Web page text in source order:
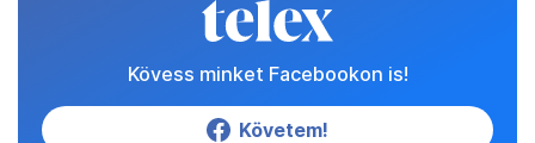
Kövess minket Facebookon is!
Követem!